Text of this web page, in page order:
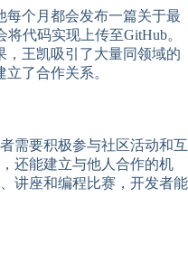
每个月都会发布一篇关于最
代码实现上传至GitHub。
，王凯吸引了大量同领域的
了合作关系。
需要积极参与社区活动和互
还能建立与他人合作的机
讲座和编程比赛，开发者能